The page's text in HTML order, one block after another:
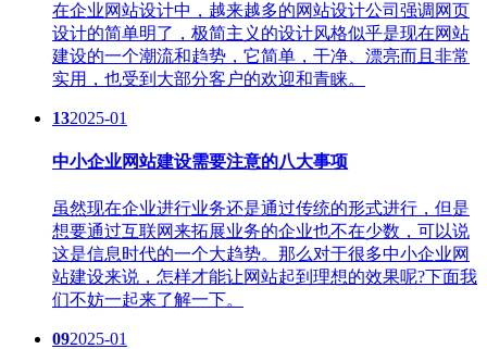
在企业网站设计中，越来越多的网站设计公司强调网页
设计的简单明了，极简主义的设计风格似乎是现在网站
建设的一个潮流和趋势，它简单，干净、漂亮而且非常
实用，也受到大部分客户的欢迎和青睐。
132025-01
中小企业网站建设需要注意的八大事项
虽然现在企业进行业务还是通过传统的形式进行，但是
想要通过互联网来拓展业务的企业也不在少数，可以说
这是信息时代的一个大趋势。那么对于很多中小企业网
站建设来说，怎样才能让网站起到理想的效果呢?下面我
们不妨一起来了解一下。
092025-01